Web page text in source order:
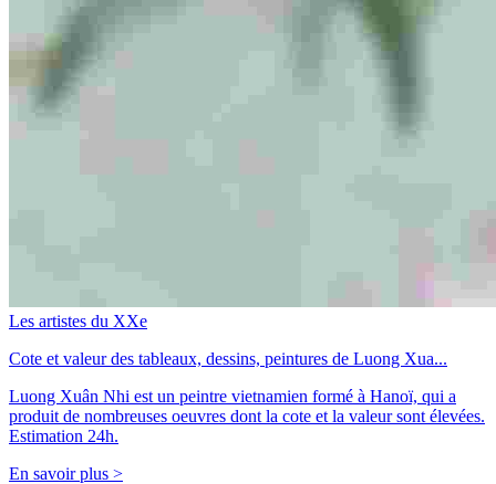
Les artistes du XXe
Cote et valeur des tableaux, dessins, peintures de Luong Xua...
Luong Xuân Nhi est un peintre vietnamien formé à Hanoï, qui a
produit de nombreuses oeuvres dont la cote et la valeur sont élevées.
Estimation 24h.
En savoir plus >